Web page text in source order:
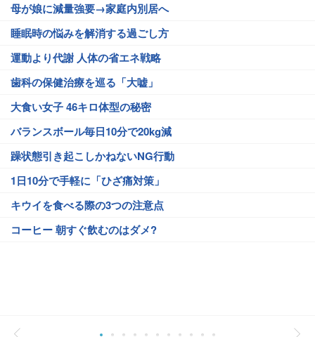
母が娘に減量強要→家庭内別居へ
睡眠時の悩みを解消する過ごし方
運動より代謝 人体の省エネ戦略
歯科の保健治療を巡る「大嘘」
大食い女子 46キロ体型の秘密
バランスボール毎日10分で20kg減
躁状態引き起こしかねないNG行動
1日10分で手軽に「ひざ痛対策」
キウイを食べる際の3つの注意点
コーヒー 朝すぐ飲むのはダメ?